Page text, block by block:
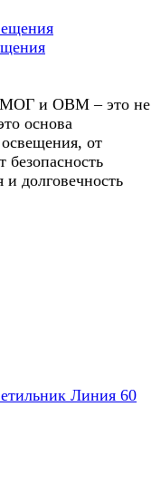
и ОВМ – это не
основа
от
безопасность
долговечность
Линия 60